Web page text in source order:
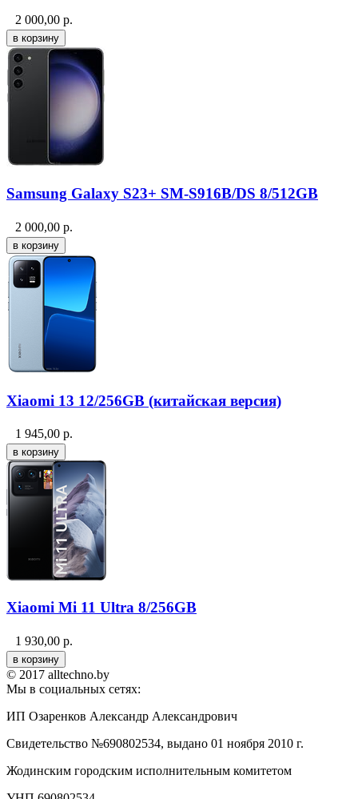
2 000,00 р.
Samsung Galaxy S23+ SM-S916B/DS 8/512GB
2 000,00 р.
Xiaomi 13 12/256GB (китайская версия)
1 945,00 р.
Xiaomi Mi 11 Ultra 8/256GB
1 930,00 р.
© 2017 alltechno.by
Мы в социальных сетях:
ИП Озаренков Александр Александрович
Свидетельство №690802534, выдано 01 ноября 2010 г.
Жодинским городским исполнительным комитетом